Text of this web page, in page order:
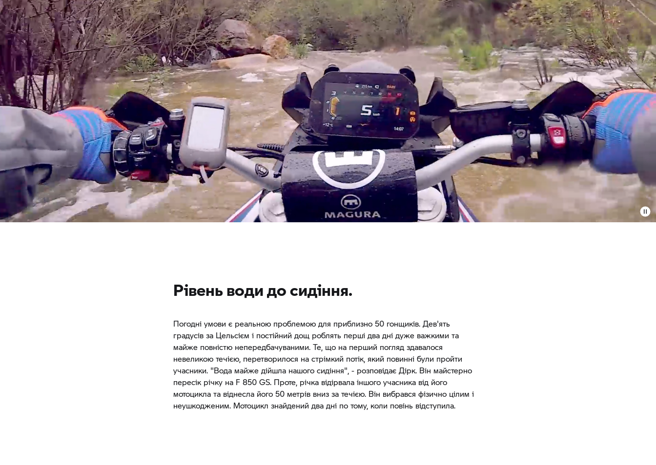
Рівень води до сидіння.
Погодні умови є реальною проблемою для приблизно 50 гонщиків. Дев'ять
градусів за Цельсієм і постійний дощ роблять перші два дні дуже важкими та
майже повністю непередбачуваними. Те, що на перший погляд здавалося
невеликою течією, перетворилося на стрімкий потік, який повинні були пройти
учасники. "Вода майже дійшла нашого сидіння", - розповідає Дірк. Він майстерно
пересік річку на F 850 ​​GS. Проте, річка відірвала іншого учасника від його
мотоцикла та віднесла його 50 метрів вниз за течією. Він вибрався фізично цілим і
неушкодженим. Мотоцикл знайдений два дні по тому, коли повінь відступила.